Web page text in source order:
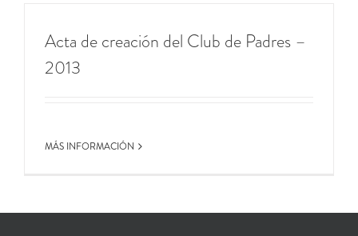
Acta de creación del Club de Padres –
2013
MÁS INFORMACIÓN